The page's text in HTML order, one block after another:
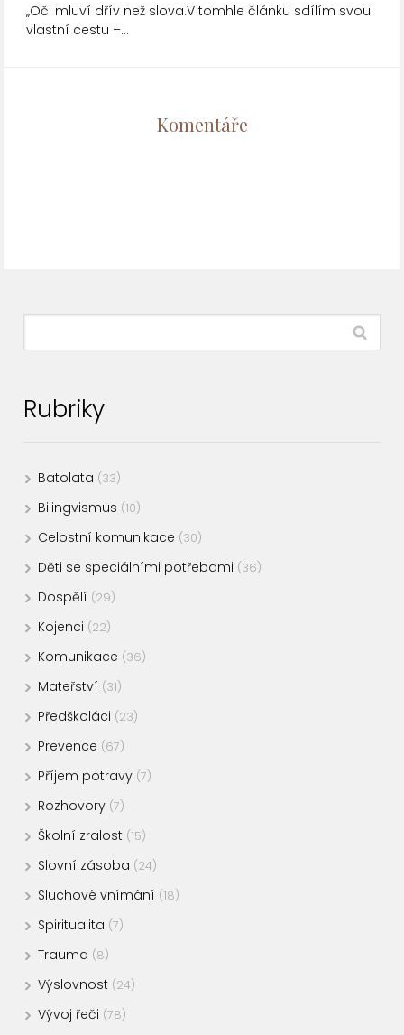
„Oči mluví dřív než slova.V tomhle článku sdílím svou
vlastní cestu –…
Komentáře
Rubriky
Batolata (33)
Bilingvismus (10)
Celostní komunikace (30)
Děti se speciálními potřebami (36)
Dospělí (29)
Kojenci (22)
Komunikace (36)
Mateřství (31)
Předškoláci (23)
Prevence (67)
Příjem potravy (7)
Rozhovory (7)
Školní zralost (15)
Slovní zásoba (24)
Sluchové vnímání (18)
Spiritualita (7)
Trauma (8)
Výslovnost (24)
Vývoj řeči (78)